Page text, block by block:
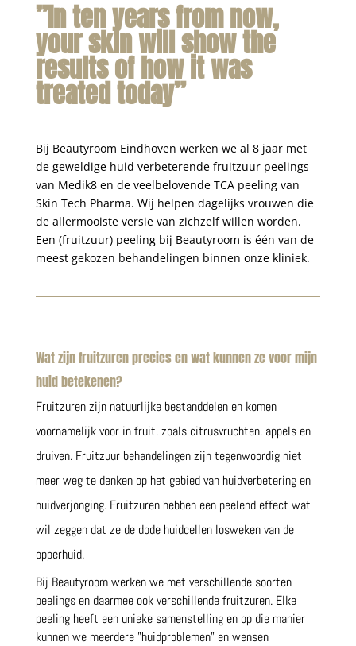
”In ten years from now,
your skin will show the
results of how it was
treated today”
Bij Beautyroom Eindhoven werken we al 8 jaar met
de geweldige huid verbeterende fruitzuur peelings
van Medik8 en de veelbelovende TCA peeling van
Skin Tech Pharma. Wij helpen dagelijks vrouwen die
de allermooiste versie van zichzelf willen worden.
Een (fruitzuur) peeling bij Beautyroom is één van de
meest gekozen behandelingen binnen onze kliniek.
Wat zijn fruitzuren precies en wat kunnenze voor mijn
huid betekenen?
Fruitzuren zijn natuurlijke bestanddelen en komen
voornamelijk voor in fruit, zoals citrusvruchten, appels en
druiven. Fruitzuur behandelingen zijn tegenwoordig niet
meer weg te denken op het gebied van huidverbetering en
huidverjonging. Fruitzuren hebben een peelend effect wat
wil zeggen dat ze de dode huidcellen losweken van de
opperhuid.
Bij Beautyroom werken we met verschillende soorten
peelings en daarmee ook verschillende fruitzuren. Elke
peeling heeft een unieke samenstelling en op die manier
kunnen we meerdere ”huidproblemen” en wensen